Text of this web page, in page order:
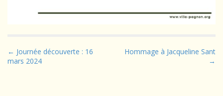
P
o
← Journée découverte : 16
mars 2024
Hommage à Jacqueline Sant
→